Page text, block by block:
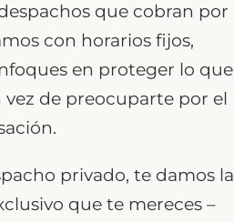
que cobran por
con horarios fijos,
en proteger lo que
de preocuparte por el
privado, te damos la
que te mereces –